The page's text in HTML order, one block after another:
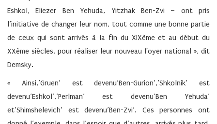
Eshkol, Eliezer Ben Yehuda, Yitzhak Ben-Zvi – ont pris
l’initiative de changer leur nom, tout comme une bonne partie
de ceux qui sont arrivés à la fin du XIXème et au début du
XXème siècles, pour réaliser leur nouveau foyer national », dit
Demsky.
« Ainsi,’Gruen’ est devenu’Ben-Gurion’,’Shkolnik’ est
devenu’Eshkol’,’Perlman’ est devenu’Ben Yehuda’
et’Shimshelevich’ est devenu’Ben-Zvi’. Ces personnes ont